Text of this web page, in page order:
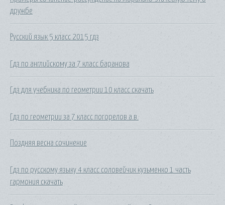
дружбе
Русский язык 5 класс 2015 гдз
Гдз по английскому за 7 класс баранова
Гдз для учебника по геометрии 10 класс скачать
Гдз по геометрии за 7 класс погорелов а.в.
Поздняя весна сочинение
Гдз по русскому языку 4 класс соловейчик кузьменко 1 часть
гармония скачать